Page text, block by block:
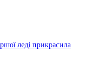
леді прикрасила